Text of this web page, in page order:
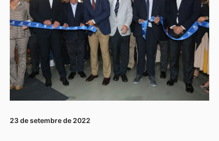
23 de setembre de 2022